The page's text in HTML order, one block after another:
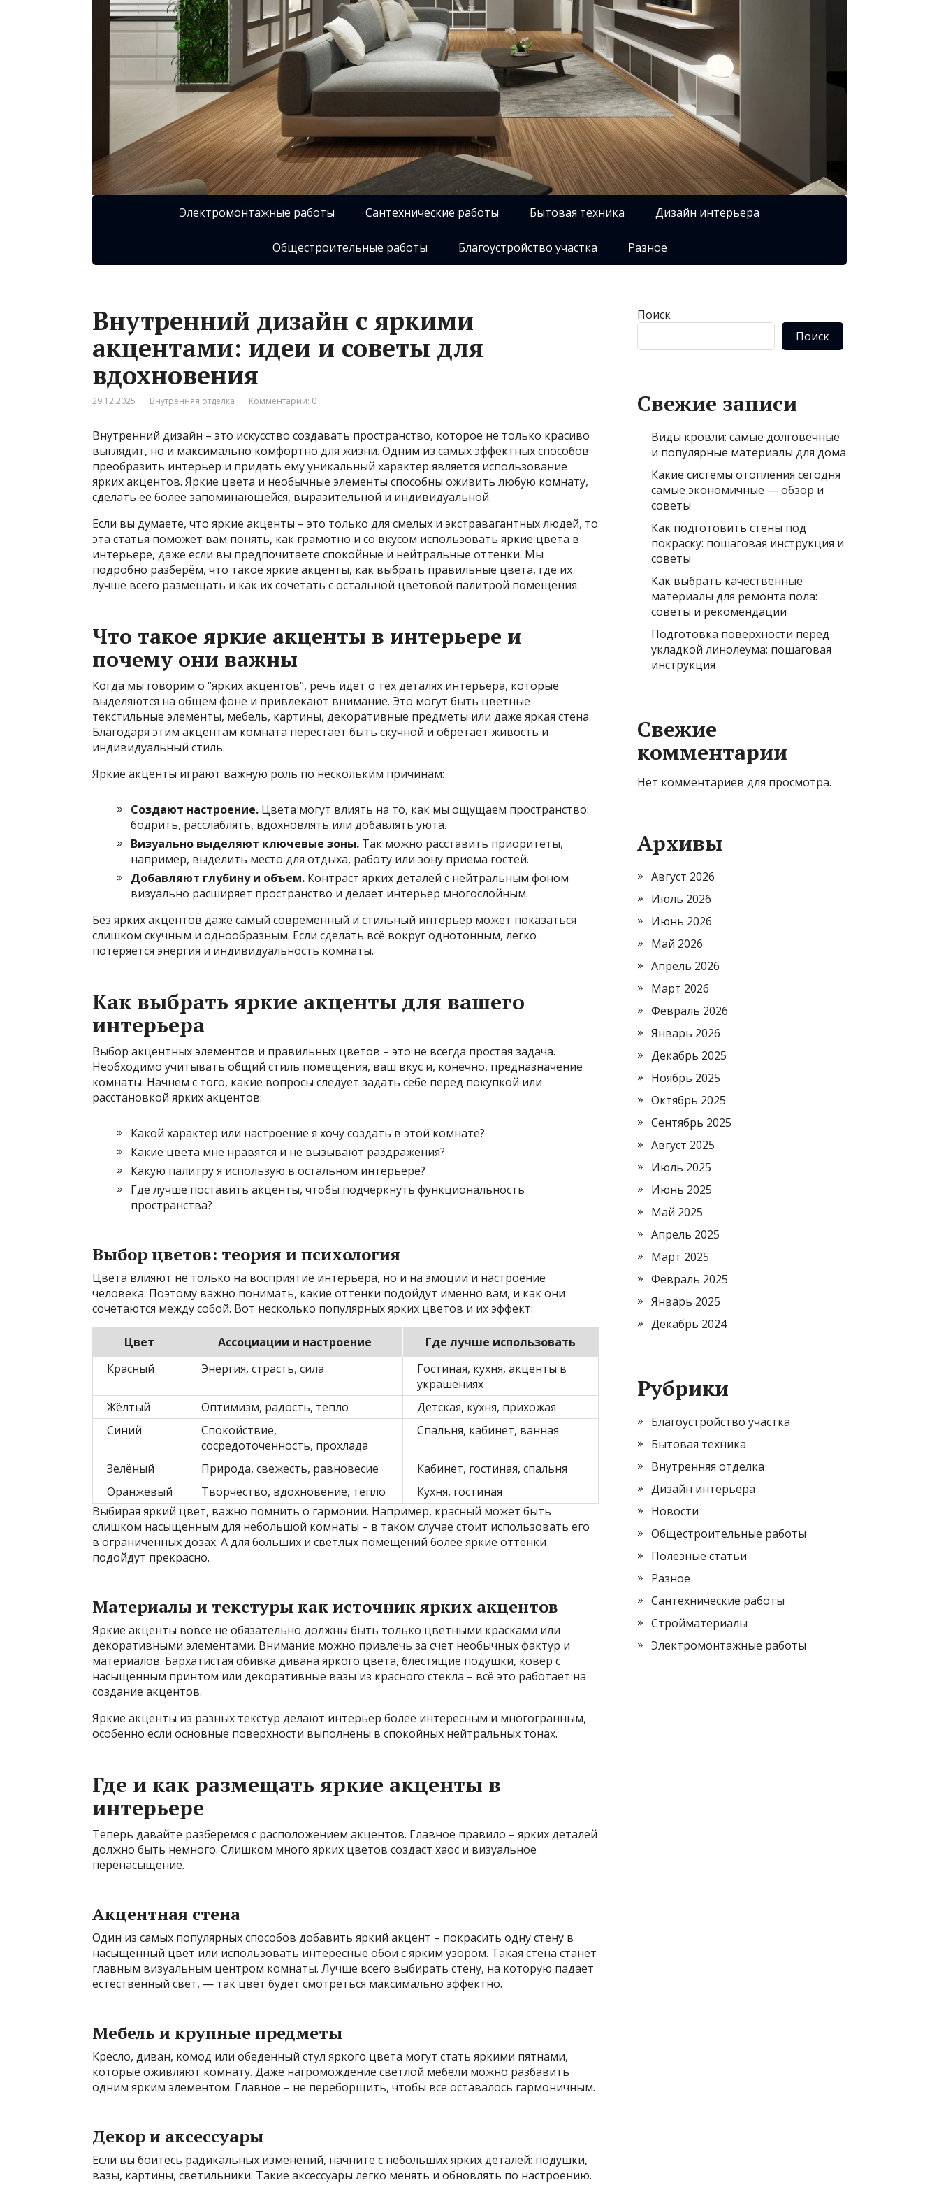
Электромонтажные работы Сантехнические работы Бытовая техника Дизайн интерьера
Общестроительные работы Благоустройство участка Разное
Внутренний дизайн с яркими
акцентами: идеи и советы для
вдохновения
29.12.2025 Внутренняя отделка Комментарии: 0
Внутренний дизайн – это искусство создавать пространство, которое не только красиво
выглядит, но и максимально комфортно для жизни. Одним из самых эффектных способов
преобразить интерьер и придать ему уникальный характер является использование
ярких акцентов. Яркие цвета и необычные элементы способны оживить любую комнату,
сделать её более запоминающейся, выразительной и индивидуальной.
Если вы думаете, что яркие акценты – это только для смелых и экстравагантных людей, то
эта статья поможет вам понять, как грамотно и со вкусом использовать яркие цвета в
интерьере, даже если вы предпочитаете спокойные и нейтральные оттенки. Мы
подробно разберём, что такое яркие акценты, как выбрать правильные цвета, где их
лучше всего размещать и как их сочетать с остальной цветовой палитрой помещения.
Что такое яркие акценты в интерьере и
почему они важны
Когда мы говорим о “ярких акцентов”, речь идет о тех деталях интерьера, которые
выделяются на общем фоне и привлекают внимание. Это могут быть цветные
текстильные элементы, мебель, картины, декоративные предметы или даже яркая стена.
Благодаря этим акцентам комната перестает быть скучной и обретает живость и
индивидуальный стиль.
Яркие акценты играют важную роль по нескольким причинам:
Создают настроение. Цвета могут влиять на то, как мы ощущаем пространство:
бодрить, расслаблять, вдохновлять или добавлять уюта.
Визуально выделяют ключевые зоны. Так можно расставить приоритеты,
например, выделить место для отдыха, работу или зону приема гостей.
Добавляют глубину и объем. Контраст ярких деталей с нейтральным фоном
визуально расширяет пространство и делает интерьер многослойным.
Без ярких акцентов даже самый современный и стильный интерьер может показаться
слишком скучным и однообразным. Если сделать всё вокруг однотонным, легко
потеряется энергия и индивидуальность комнаты.
Как выбрать яркие акценты для вашего
интерьера
Выбор акцентных элементов и правильных цветов – это не всегда простая задача.
Необходимо учитывать общий стиль помещения, ваш вкус и, конечно, предназначение
комнаты. Начнем с того, какие вопросы следует задать себе перед покупкой или
расстановкой ярких акцентов:
Какой характер или настроение я хочу создать в этой комнате?
Какие цвета мне нравятся и не вызывают раздражения?
Какую палитру я использую в остальном интерьере?
Где лучше поставить акценты, чтобы подчеркнуть функциональность
пространства?
Выбор цветов: теория и психология
Цвета влияют не только на восприятие интерьера, но и на эмоции и настроение
человека. Поэтому важно понимать, какие оттенки подойдут именно вам, и как они
сочетаются между собой. Вот несколько популярных ярких цветов и их эффект:
Цвет Ассоциации и настроение
Где лучше использовать
Красный
Энергия, страсть, сила
Гостиная, кухня, акценты в
украшениях
Жёлтый
Оптимизм, радость, тепло
Детская, кухня, прихожая
Синий
Спокойствие,
сосредоточенность, прохлада
Спальня, кабинет, ванная
Зелёный Природа, свежесть, равновесие
Кабинет, гостиная, спальня
Оранжевый
Творчество, вдохновение, тепло
Кухня, гостиная
Выбирая яркий цвет, важно помнить о гармонии. Например, красный может быть
слишком насыщенным для небольшой комнаты – в таком случае стоит использовать его
в ограниченных дозах. А для больших и светлых помещений более яркие оттенки
подойдут прекрасно.
Материалы и текстуры как источник ярких акцентов
Яркие акценты вовсе не обязательно должны быть только цветными красками или
декоративными элементами. Внимание можно привлечь за счет необычных фактур и
материалов. Бархатистая обивка дивана яркого цвета, блестящие подушки, ковёр с
насыщенным принтом или декоративные вазы из красного стекла – всё это работает на
создание акцентов.
Яркие акценты из разных текстур делают интерьер более интересным и многогранным,
особенно если основные поверхности выполнены в спокойных нейтральных тонах.
Где и как размещать яркие акценты в
интерьере
Теперь давайте разберемся с расположением акцентов. Главное правило – ярких деталей
должно быть немного. Слишком много ярких цветов создаст хаос и визуальное
перенасыщение.
Акцентная стена
Один из самых популярных способов добавить яркий акцент – покрасить одну стену в
насыщенный цвет или использовать интересные обои с ярким узором. Такая стена станет
главным визуальным центром комнаты. Лучше всего выбирать стену, на которую падает
естественный свет, — так цвет будет смотреться максимально эффектно.
Мебель и крупные предметы
Кресло, диван, комод или обеденный стул яркого цвета могут стать яркими пятнами,
которые оживляют комнату. Даже нагромождение светлой мебели можно разбавить
одним ярким элементом. Главное – не переборщить, чтобы все оставалось гармоничным.
Декор и аксессуары
Если вы боитесь радикальных изменений, начните с небольших ярких деталей: подушки,
вазы, картины, светильники. Такие аксессуары легко менять и обновлять по настроению.
Поиск
Поиск
Свежие записи
Виды кровли: самые долговечные
и популярные материалы для дома
Какие системы отопления сегодня
самые экономичные — обзор и
советы
Как подготовить стены под
покраску: пошаговая инструкция и
советы
Как выбрать качественные
материалы для ремонта пола:
советы и рекомендации
Подготовка поверхности перед
укладкой линолеума: пошаговая
инструкция
Свежие
комментарии
Нет комментариев для просмотра.
Архивы
Август 2026
Июль 2026
Июнь 2026
Май 2026
Апрель 2026
Март 2026
Февраль 2026
Январь 2026
Декабрь 2025
Ноябрь 2025
Октябрь 2025
Сентябрь 2025
Август 2025
Июль 2025
Июнь 2025
Май 2025
Апрель 2025
Март 2025
Февраль 2025
Январь 2025
Декабрь 2024
Рубрики
Благоустройство участка
Бытовая техника
Внутренняя отделка
Дизайн интерьера
Новости
Общестроительные работы
Полезные статьи
Разное
Сантехнические работы
Стройматериалы
Электромонтажные работы